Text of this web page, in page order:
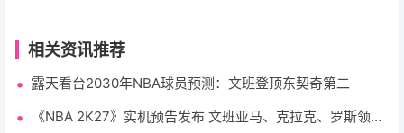
相关资讯推荐
露天看台2030年NBA球员预测：文班登顶东契奇第二
《NBA 2K27》实机预告发布 文班亚马、克拉克、罗斯领衔